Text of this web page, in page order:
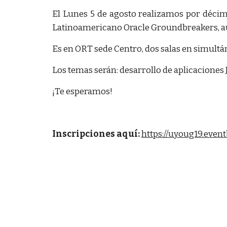
El Lunes 5 de agosto realizamos por
Latinoamericano Oracle Groundbreakers,
Es en ORT sede Centro, dos salas en
Los temas serán: desarrollo de aplicaciones
¡Te esperamos!
Inscripciones aquí:https://